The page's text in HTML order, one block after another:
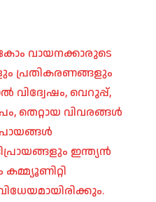
വായനക്കാരുടെ
പ്രതികരണങ്ങളും
വിദ്വേഷം, വെറുപ്പ്,
തെറ്റായ വിവരങ്ങൾ
ഇന്ത്യൻ